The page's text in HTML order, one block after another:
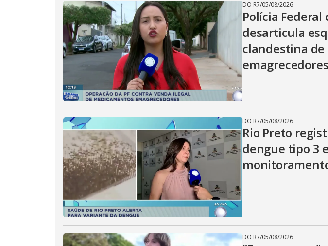
DO R7/05/08/2026
Polícia Federal
desarticula
clandestina
emagrecedores
DO R7/05/08/2026
Rio Preto
dengue tipo 3
DO R7/05/08/2026